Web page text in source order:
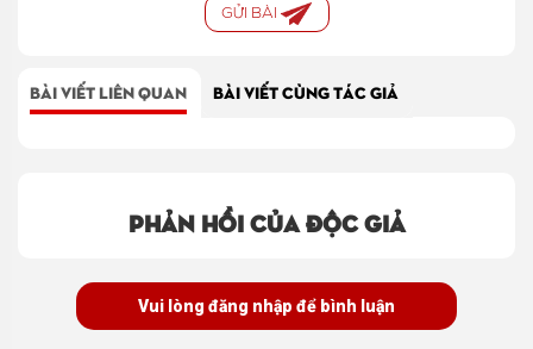
GỬI BÀI
BÀI VIẾT LIÊN QUAN BÀI VIẾT CÙNG TÁC GIẢ
Phản hồi của độc giả
Vui lòng đăng nhập để bình luận